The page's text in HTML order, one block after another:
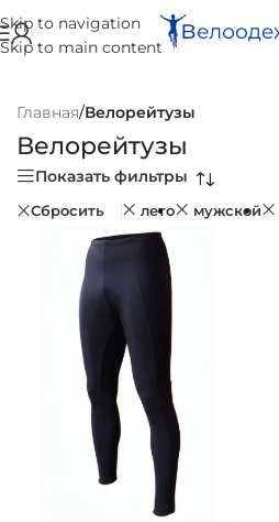
Skip to navigation
Skip to main content
Главная/Велорейтузы
Велорейтузы
Показать фильтры
Сбросить лето мужской